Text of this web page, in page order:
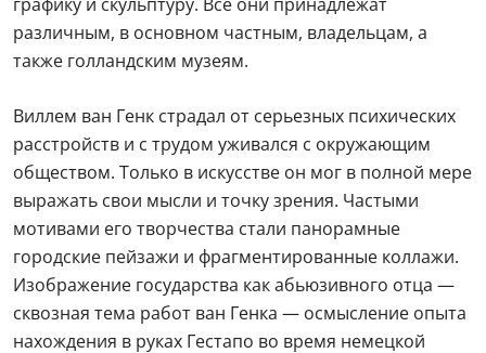
различным, в основном частным, владельцам, а
также голландским музеям.
Виллем ван Генк страдал от серьезных психических
расстройств и с трудом уживался с окружающим
обществом. Только в искусстве он мог в полной мере
выражать свои мысли и точку зрения. Частыми
мотивами его творчества стали панорамные
городские пейзажи и фрагментированные коллажи.
Изображение государства как абьюзивного отца —
сквозная тема работ ван Генка — осмысление опыта
нахождения в руках Гестапо во время немецкой